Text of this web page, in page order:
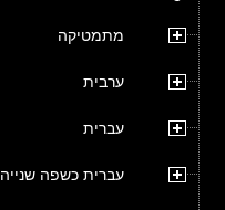
מתמטיקה
ערבית
עברית
עברית כשפה שנייה